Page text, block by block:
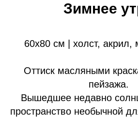
Зимнее
60х80 см | холст, акрил,
Оттиск масляными
пейзажа.
Вышедшее недавно
пространство необычной